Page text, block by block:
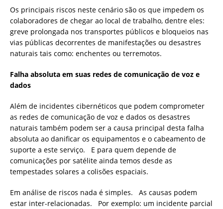
Os principais riscos neste cenário são os que impedem os
colaboradores de chegar ao local de trabalho, dentre eles:
greve prolongada nos transportes públicos e bloqueios nas
vias públicas decorrentes de manifestações ou desastres
naturais tais como: enchentes ou terremotos.
Falha absoluta em suas redes de comunicação de voz e
dados
Além de incidentes cibernéticos que podem comprometer
as redes de comunicação de voz e dados os desastres
naturais também podem ser a causa principal desta falha
absoluta ao danificar os equipamentos e o cabeamento de
suporte a este serviço. E para quem depende de
comunicações por satélite ainda temos desde as
tempestades solares a colisões espaciais.
Em análise de riscos nada é simples. As causas podem
estar inter-relacionadas. Por exemplo: um incidente parcial